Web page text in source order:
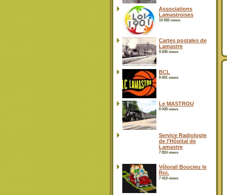
Associations
Lamastroises
10 555 views
Cartes postales de
Lamastre
9 636 views
BCL
8 691 views
Le MASTROU
8 039 views
Service Radiologie
de l’Hôpital de
Lamastre
7 824 views
Vélorail Boucieu le
Roi.
7 410 views